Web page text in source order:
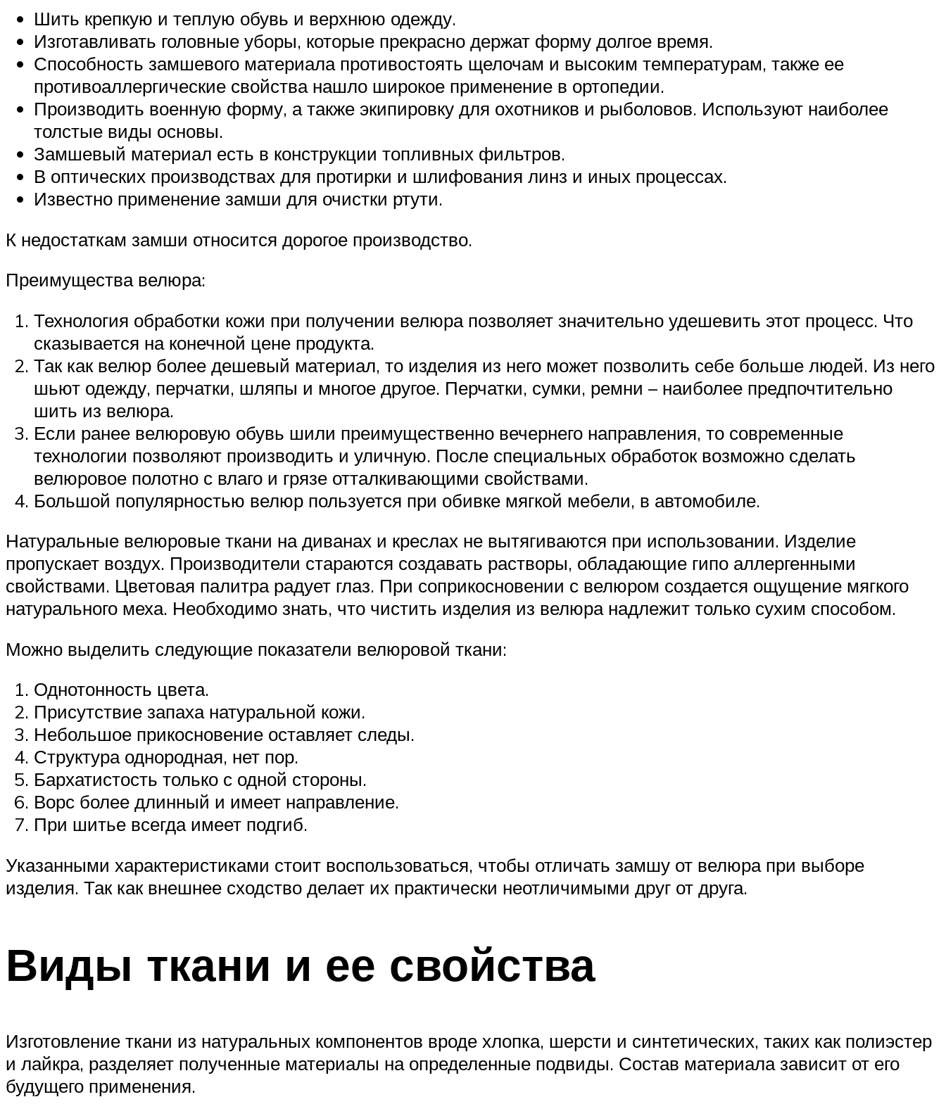
Шить крепкую и теплую обувь и верхнюю одежду.
Изготавливать головные уборы, которые прекрасно держат форму долгое время.
Способность замшевого материала противостоять щелочам и высоким температурам, также ее
противоаллергические свойства нашло широкое применение в ортопедии.
Производить военную форму, а также экипировку для охотников и рыболовов. Используют наиболее
толстые виды основы.
Замшевый материал есть в конструкции топливных фильтров.
В оптических производствах для протирки и шлифования линз и иных процессах.
Известно применение замши для очистки ртути.
К недостаткам замши относится дорогое производство.
Преимущества велюра:
Технология обработки кожи при получении велюра позволяет значительно удешевить этот процесс. Что
сказывается на конечной цене продукта.
Так как велюр более дешевый материал, то изделия из него может позволить себе больше людей. Из него
шьют одежду, перчатки, шляпы и многое другое. Перчатки, сумки, ремни – наиболее предпочтительно
шить из велюра.
Если ранее велюровую обувь шили преимущественно вечернего направления, то современные
технологии позволяют производить и уличную. После специальных обработок возможно сделать
велюровое полотно с влаго и грязе отталкивающими свойствами.
Большой популярностью велюр пользуется при обивке мягкой мебели, в автомобиле.
Натуральные велюровые ткани на диванах и креслах не вытягиваются при использовании. Изделие
пропускает воздух. Производители стараются создавать растворы, обладающие гипо аллергенными
свойствами. Цветовая палитра радует глаз. При соприкосновении с велюром создается ощущение мягкого
натурального меха. Необходимо знать, что чистить изделия из велюра надлежит только сухим способом.
Можно выделить следующие показатели велюровой ткани:
Однотонность цвета.
Присутствие запаха натуральной кожи.
Небольшое прикосновение оставляет следы.
Структура однородная, нет пор.
Бархатистость только с одной стороны.
Ворс более длинный и имеет направление.
При шитье всегда имеет подгиб.
Указанными характеристиками стоит воспользоваться, чтобы отличать замшу от велюра при выборе
изделия. Так как внешнее сходство делает их практически неотличимыми друг от друга.
Виды ткани и ее свойства
Изготовление ткани из натуральных компонентов вроде хлопка, шерсти и синтетических, таких как полиэстер
и лайкра, разделяет полученные материалы на определенные подвиды. Состав материала зависит от его
будущего применения.